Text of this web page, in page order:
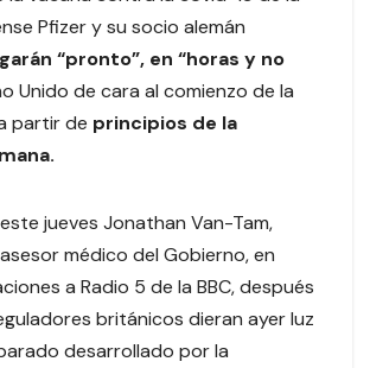
Pfizer y su socio alemán
“pronto”, en “horas y no
Unido de cara al comienzo de la
partir de principios de la
jueves Jonathan Van-Tam,
médico del Gobierno, en
a Radio 5 de la BBC, después
británicos dieran ayer luz
desarrollado por la